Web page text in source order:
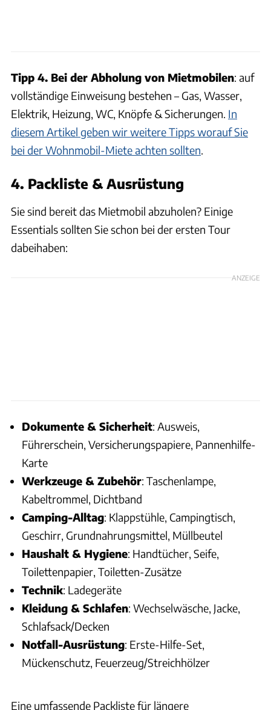
Tipp 4. Bei der Abholung von Mietmobilen: auf
vollständige Einweisung bestehen – Gas, Wasser,
Elektrik, Heizung, WC, Knöpfe & Sicherungen. In
diesem Artikel geben wir weitere Tipps worauf Sie
bei der Wohnmobil-Miete achten sollten.
4. Packliste & Ausrüstung
Sie sind bereit das Mietmobil abzuholen? Einige
Essentials sollten Sie schon bei der ersten Tour
dabeihaben:
ANZEIGE
Dokumente & Sicherheit: Ausweis,
Führerschein, Versicherungspapiere, Pannenhilfe-
Karte
Werkzeuge & Zubehör: Taschenlampe,
Kabeltrommel, Dichtband
Camping-Alltag: Klappstühle, Campingtisch,
Geschirr, Grundnahrungsmittel, Müllbeutel
Haushalt & Hygiene: Handtücher, Seife,
Toilettenpapier, Toiletten-Zusätze
Technik: Ladegeräte
Kleidung & Schlafen: Wechselwäsche, Jacke,
Schlafsack/Decken
Notfall-Ausrüstung: Erste-Hilfe-Set,
Mückenschutz, Feuerzeug/Streichhölzer
Eine umfassende Packliste für längere